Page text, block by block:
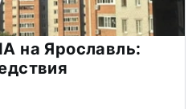
на Ярославль: